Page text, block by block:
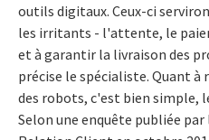
outils digitaux. Ceux-ci
les irritants - l'attente, le
et à garantir la livraison des
précise le spécialiste. Quant à
des robots, c'est bien simple,
Selon une enquête publiée